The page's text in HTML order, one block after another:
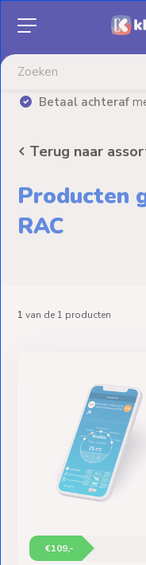
Betaal achteraf
Aanbiedingen
verwarming
Elektrische
Boilers
Spoed- en
Klantenservice
Contact
Terug naar
Producten
RAC
1 van de 1 producten
€109,-